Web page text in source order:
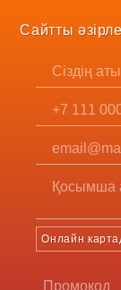
Сайтты
Онлайн